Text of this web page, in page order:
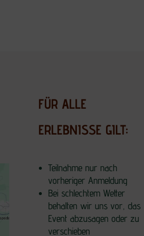
FÜR ALLE
ERLEBNISSE GILT:
Teilnahme nur nach
vorheriger Anmeldung
Bei schlechtem Wetter
behalten wir uns vor, das
Event abzusagen oder zu
verschieben